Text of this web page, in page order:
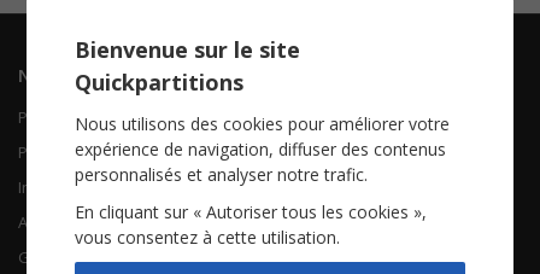
Navigation
Piano Chant
Piano Solo
Instruments solistes
Accordéon
Guitare
Contactez-nous
Qui sommes-nous
FAQ
À propos
Bienvenue sur le site
Quickpartitions
Nous utilisons des cookies pour améliorer votre
expérience de navigation, diffuser des contenus
personnalisés et analyser notre trafic.
En cliquant sur « Autoriser tous les cookies »,
vous consentez à cette utilisation.